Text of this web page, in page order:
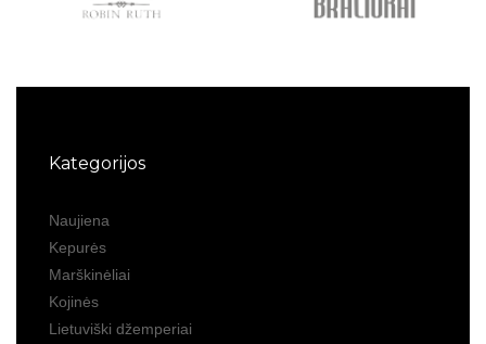
Kategorijos
Naujiena
Kepurės
Marškinėliai
Kojinės
Lietuviški džemperiai